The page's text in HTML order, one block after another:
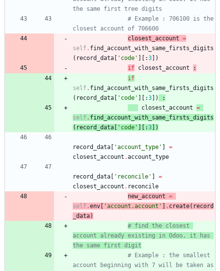
the same first tree digits
# Example : 706100 is the
closest account of 706600
closest_account =
self. find_account_with_same_firsts_digits
( record_data ' code ' :3
)
if closest_account
:
if
self. find_account_with_same_firsts_digits
( record_data ' code ' :3 )
:
closest_account =
self . find_account_with_same_firsts_digits
( record_data ' code ' :3 )
record_data 'account_type '
=
closest_account .account_type
record_data ' reconcile '
=
closest_account . reconcile
new_account =
self .env 'account.account ' . create( record
_data)
# find the closest
account already existing in Odoo, it has
the same first digit
# Example : the smallest
account beginning with 7 will be taken as